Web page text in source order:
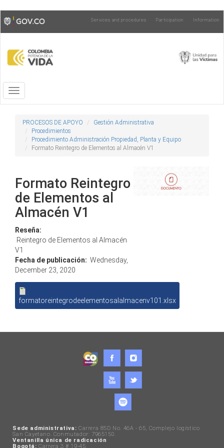
Skip
to
main
Toggle
high
contrast
Services and procedures Participation Information
Toggle
navigation
PROCESOS DE APOYO
Gestión Administrativa
Procedimientos
Procedimiento Administración Propiedad, Planta y Equipo
Formato Reintegro de Elementos al Almacén V1
Formato Reintegro
de Elementos al
Almacén V1
Reseña:
Reintegro de Elementos al Almacén
V1
Fecha de publicación: Wednesday,
December 23, 2020
formatoreintegrodeelementosalalmacenv101.xlsx
Sede administrativa: Carrera 85D No. 46A - 65, Complejo logístico
San Cayetano. Conmutador: 7965150.
Ventanilla única de radicación
Bogotá: Carrera 3 # 19-45.